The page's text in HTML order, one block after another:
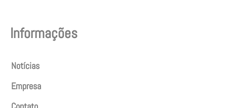
Informações
Notícias
Empresa